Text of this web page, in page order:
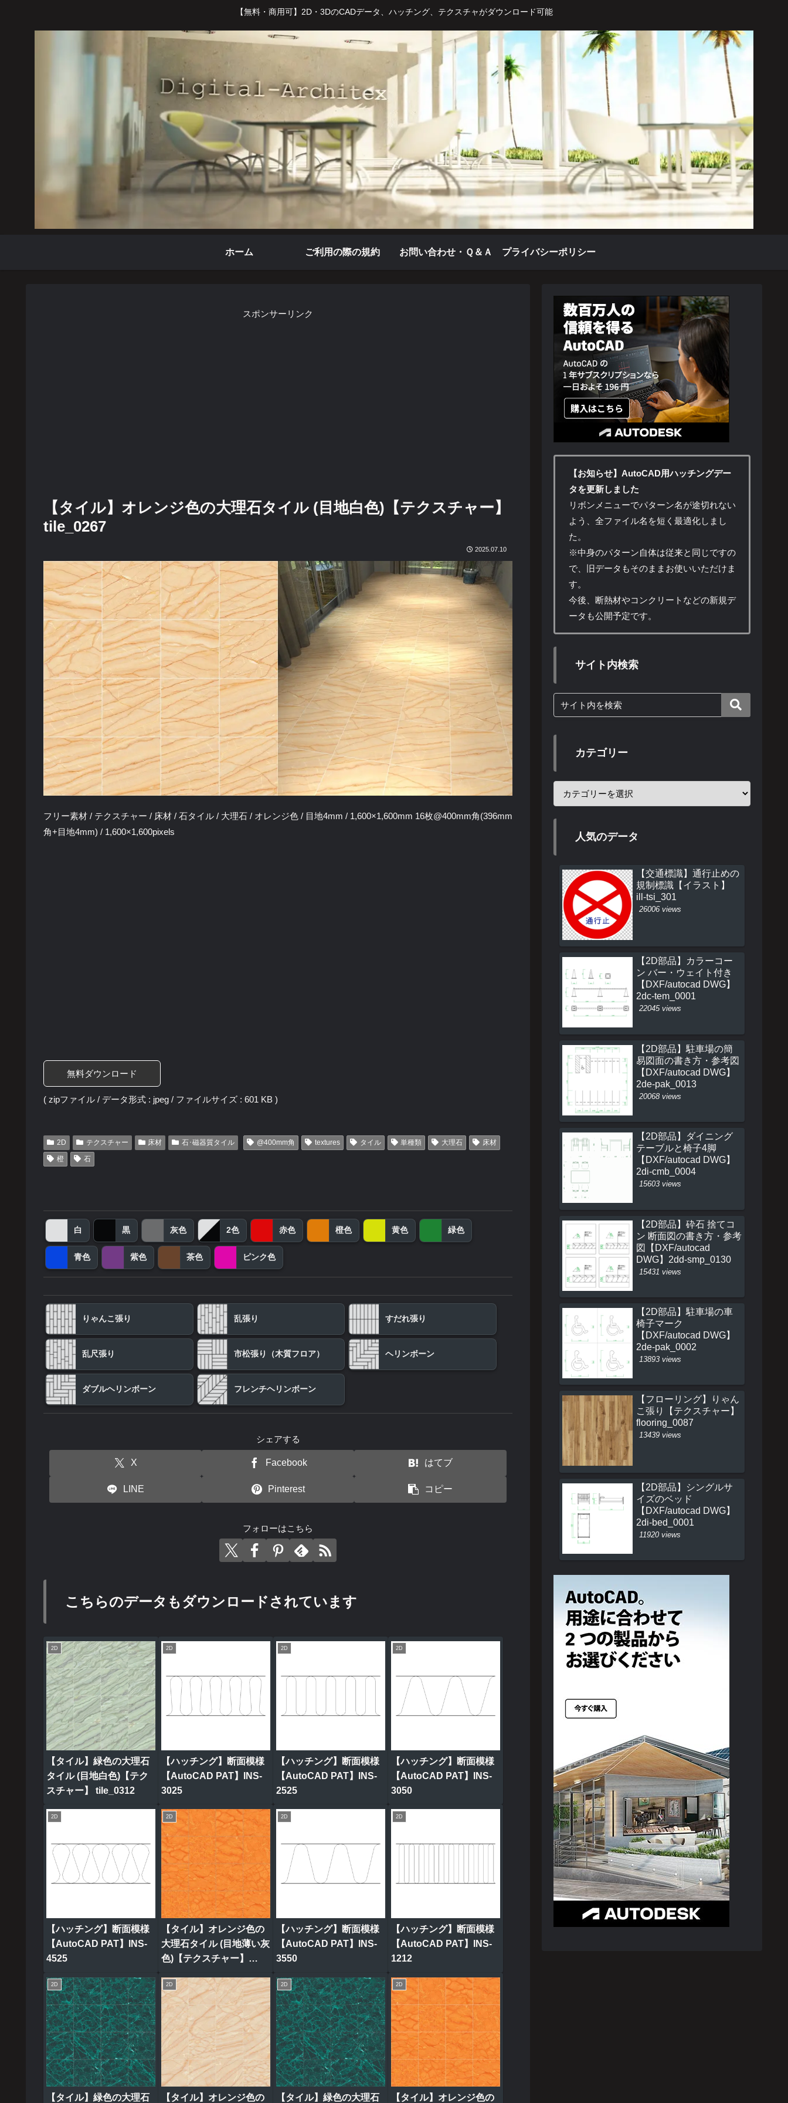
【無料・商用可】2D・3DのCADデータ、ハッチング、テクスチャがダウンロード可能
ホーム ご利用の際の規約 お問い合わせ・Ｑ＆Ａ プライバシーポリシー
スポンサーリンク
【タイル】オレンジ色の大理石タイル (目地白色)【テクスチャー】
tile_0267
2025.07.10
フリー素材 / テクスチャー / 床材 / 石タイル / 大理石 / オレンジ色 / 目地4mm / 1,600×1,600mm 16枚@400mm角(396mm
角+目地4mm) / 1,600×1,600pixels
無料ダウンロード
( zipファイル / データ形式 : jpeg / ファイルサイズ : 601 KB )
2D テクスチャー 床材 石･磁器質タイル @400mm角 textures タイル 単種類 大理石
床材
橙
石
白 黒 灰色 2色 赤色 橙色 黄色 緑色
青色 紫色 茶色 ピンク色
りゃんこ張り 乱張り すだれ張り
乱尺張り 市松張り（木質フロア） ヘリンボーン
ダブルヘリンボーン フレンチヘリンボーン
シェアする
X Facebook はてブ
LINE Pinterest コピー
フォローはこちら
こちらのデータもダウンロードされています
2D
【タイル】緑色の大理石
タイル (目地白色)【テク
スチャー】 tile_0312
2D
【ハッチング】断面模様
【AutoCAD PAT】INS-
3025
2D
【ハッチング】断面模様
【AutoCAD PAT】INS-
2525
2D
【ハッチング】断面模様
【AutoCAD PAT】INS-
3050
2D
【ハッチング】断面模様
【AutoCAD PAT】INS-
4525
2D
【タイル】オレンジ色の
大理石タイル (目地薄い灰
色)【テクスチャー】
2D
【ハッチング】断面模様
【AutoCAD PAT】INS-
3550
2D
【ハッチング】断面模様
【AutoCAD PAT】INS-
1212
2D
【タイル】緑色の大理石
2D
【タイル】オレンジ色の
2D
【タイル】緑色の大理石
2D
【タイル】オレンジ色の
【お知らせ】AutoCAD用ハッチングデー
タを更新しました
リボンメニューでパターン名が途切れない
よう、全ファイル名を短く最適化しまし
た。
※中身のパターン自体は従来と同じですの
で、旧データもそのままお使いいただけま
す。
今後、断熱材やコンクリートなどの新規デ
ータも公開予定です。
サイト内検索
カテゴリー
人気のデータ
【交通標識】通行止めの
規制標識【イラスト】
ill-tsi_301
26006 views
【2D部品】カラーコー
ン バー・ウェイト付き
【DXF/autocad DWG】
2dc-tem_0001
22045 views
【2D部品】駐車場の簡
易図面の書き方・参考図
【DXF/autocad DWG】
2de-pak_0013
20068 views
【2D部品】ダイニング
テーブルと椅子4脚
【DXF/autocad DWG】
2di-cmb_0004
15603 views
【2D部品】砕石 捨てコ
ン 断面図の書き方・参考
図【DXF/autocad
DWG】2dd-smp_0130
15431 views
【2D部品】駐車場の車
椅子マーク
【DXF/autocad DWG】
2de-pak_0002
13893 views
【フローリング】りゃん
こ張り【テクスチャー】
flooring_0087
13439 views
【2D部品】シングルサ
イズのベッド
【DXF/autocad DWG】
2di-bed_0001
11920 views